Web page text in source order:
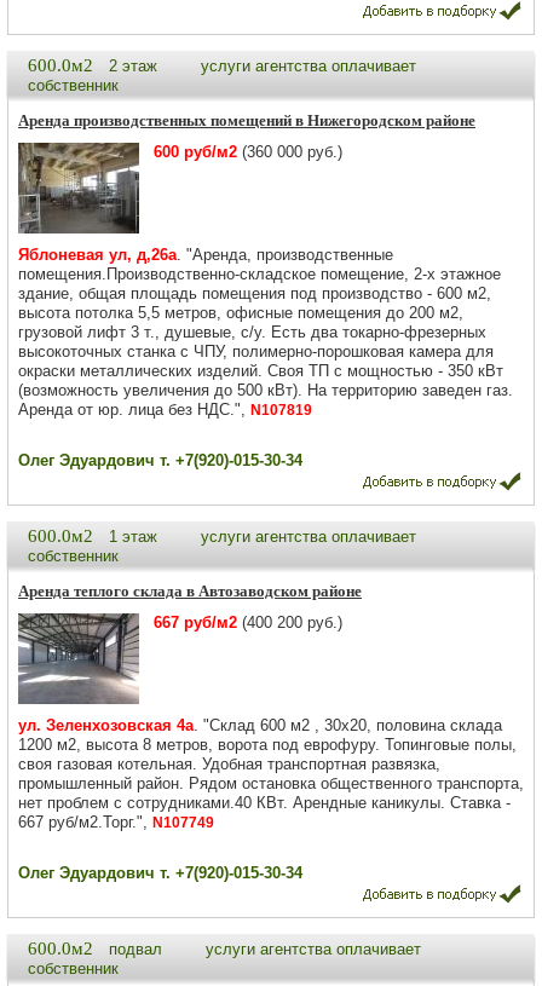
600.0м2 2 этаж
услуги агентства оплачивает
собственник
Аренда производственных помещений в Нижегородском районе
600 руб/м2 (360 000 руб.)
Яблоневая ул, д,26а. "Аренда, производственные
помещения.Производственно-складское помещение, 2-х этажное
здание, общая площадь помещения под производство - 600 м2,
высота потолка 5,5 метров, офисные помещения до 200 м2,
грузовой лифт 3 т., душевые, с/у. Есть два токарно-фрезерных
высокоточных станка с ЧПУ, полимерно-порошковая камера для
окраски металлических изделий. Своя ТП с мощностью - 350 кВт
(возможность увеличения до 500 кВт). На территорию заведен газ.
Аренда от юр. лица без НДС.", N107819
Олег Эдуардович т. +7(920)-015-30-34
600.0м2 1 этаж
услуги агентства оплачивает
собственник
Аренда теплого склада в Автозаводском районе
667 руб/м2 (400 200 руб.)
ул. Зеленхозовская 4а. "Склад 600 м2 , 30х20, половина склада
1200 м2, высота 8 метров, ворота под еврофуру. Топинговые полы,
своя газовая котельная. Удобная транспортная развязка,
промышленный район. Рядом остановка общественного транспорта,
нет проблем с сотрудниками.40 КВт. Арендные каникулы. Ставка -
667 руб/м2.Торг.", N107749
Олег Эдуардович т. +7(920)-015-30-34
600.0м2 подвал
услуги агентства оплачивает
собственник